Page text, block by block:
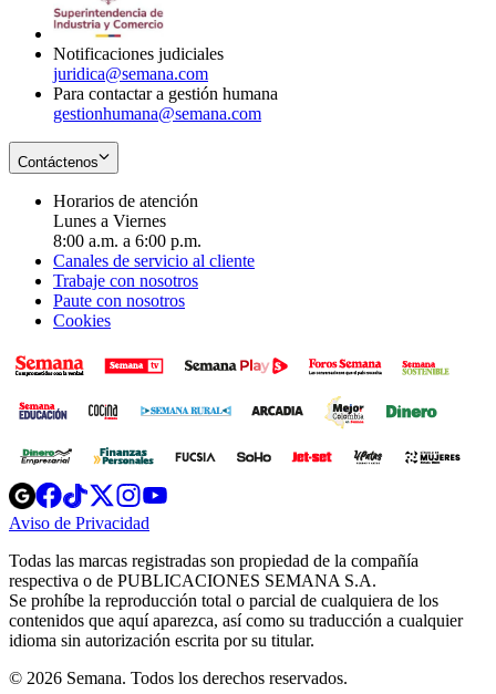
Notificaciones judiciales
juridica@semana.com
Para contactar a gestión humana
gestionhumana@semana.com
Contáctenos
Horarios de atención
Lunes a Viernes
8:00 a.m. a 6:00 p.m.
Canales de servicio al cliente
Trabaje con nosotros
Paute con nosotros
Cookies
Opens
in
new
Opens
in
new
Opens
in
new
window
Opens
new
windowwindow
Aviso de Privacidad
new
window
Todas las marcas registradas son propiedad de la compañía
respectiva o de PUBLICACIONES SEMANA S.A.
Se prohíbe la reproducción total o parcial de cualquiera de los
contenidos que aquí aparezca, así como su traducción a cualquier
idioma sin autorización escrita por su titular.
© 2026 Semana. Todos los derechos reservados.